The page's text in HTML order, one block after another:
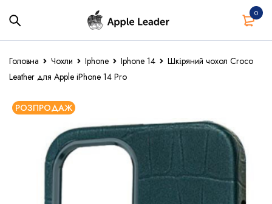
0
Головна Чохли Iphone Iphone 14
Шкіряний чохол Croco
Leather для Apple iPhone 14 Pro
РОЗПРОДАЖ